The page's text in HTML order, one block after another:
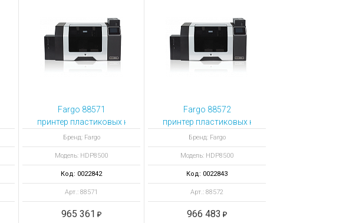
Cardman 5121
HDP8500 с выпрямителем и кодировкой HID Prox
Fargo 88571
принтер пластиковых карт HDP8500 с выпрямителем и кодерами Omnikey
Бренд: Fargo
Модель: HDP8500
Код: 0022842
Арт.: 88571
965 361
Fargo 88572
принтер пластиковых карт HDP8500 с
Бренд: Fargo
Модель: HDP8500
Код: 0022843
Арт.: 88572
966 483